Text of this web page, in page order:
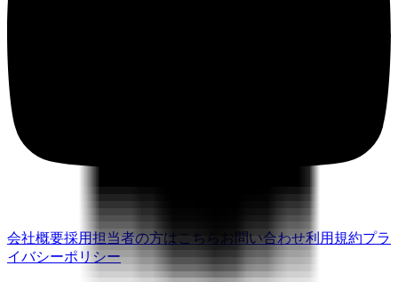
会社概要採用担当者の方はこちら お問い合わせ利用規約プラ
イバシーポリシー